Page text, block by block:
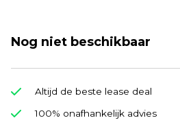
Nog niet beschikbaar
Altijd de beste lease deal
100% onafhankelijk advies